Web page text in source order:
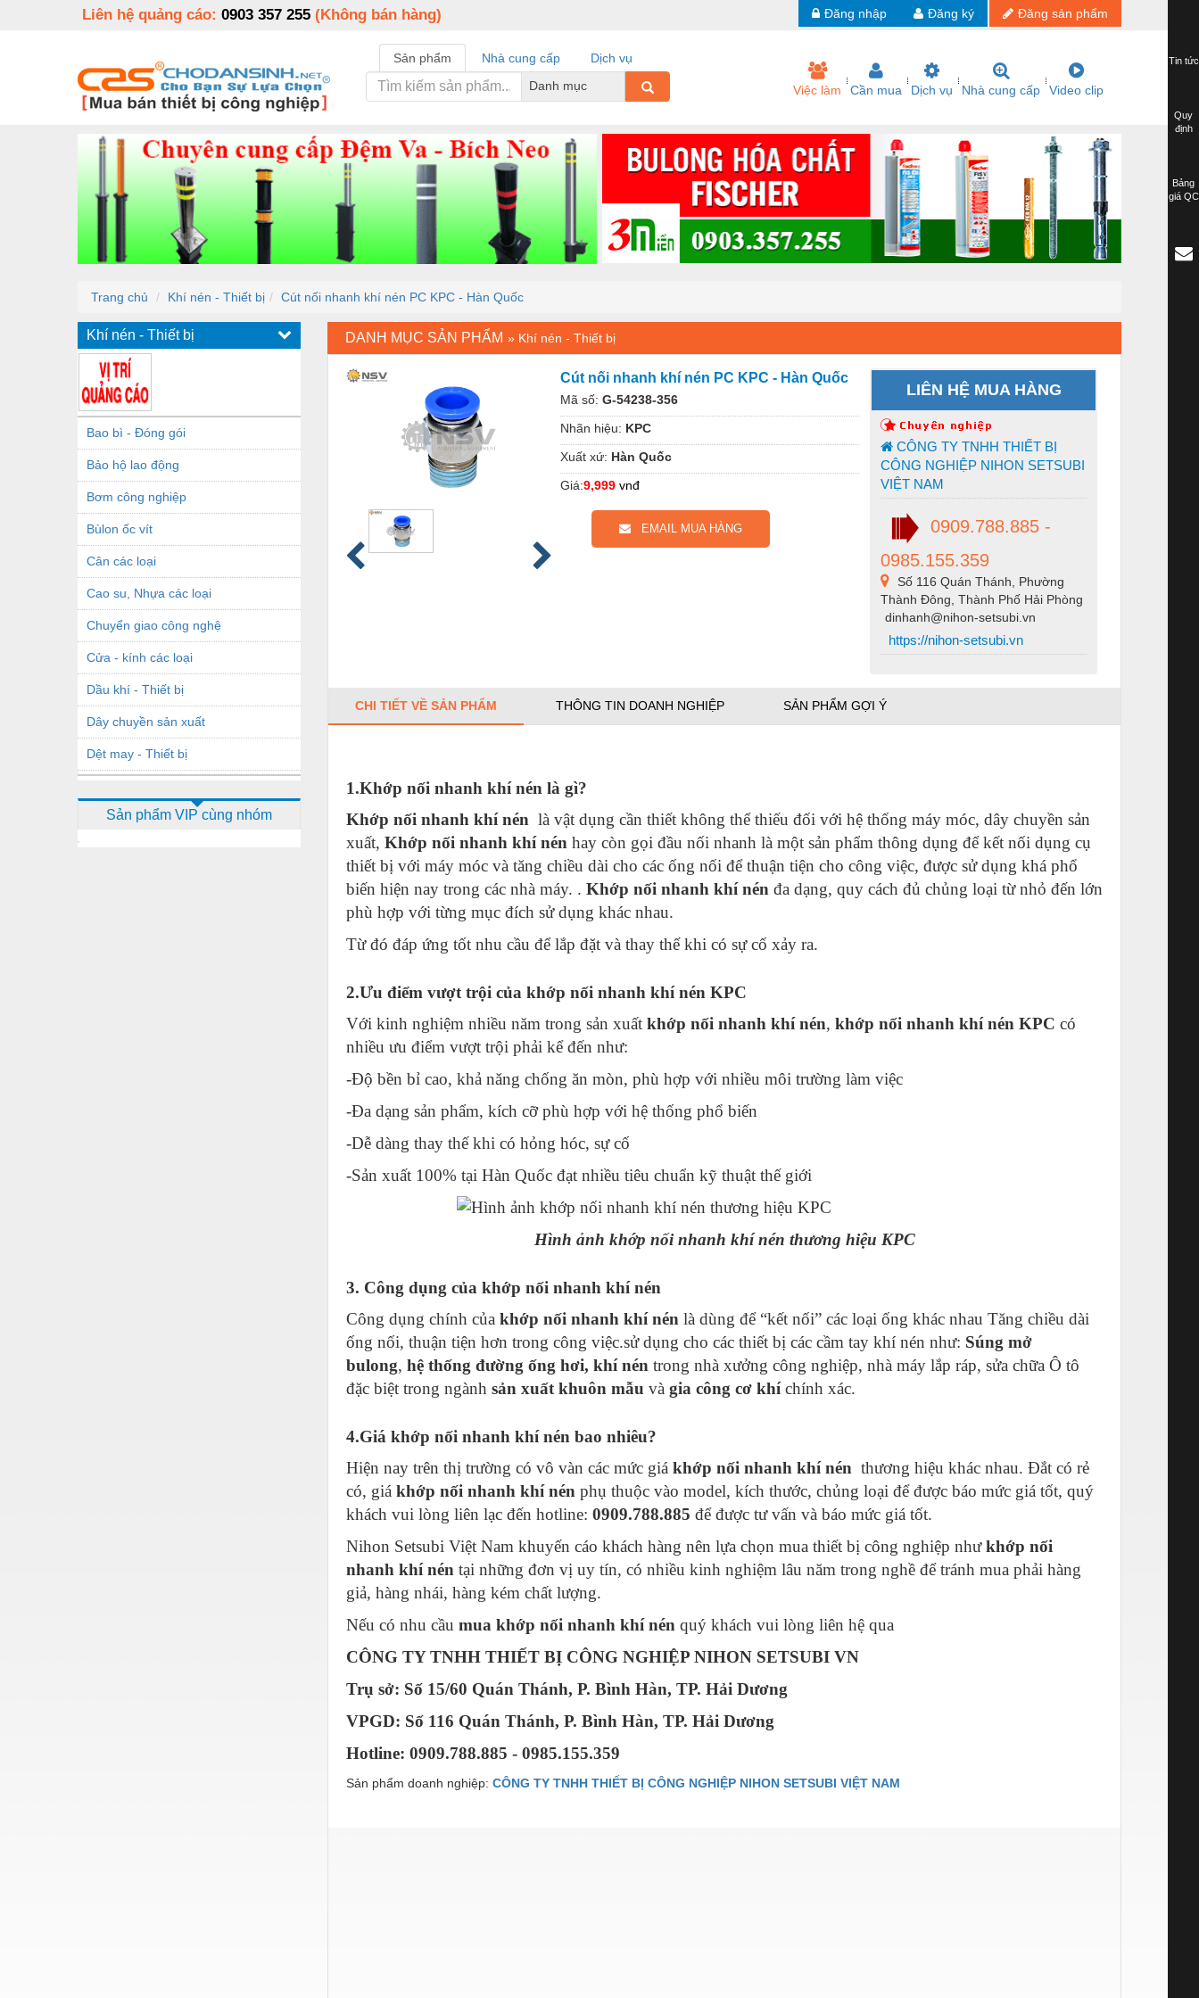
Liên hệ quảng cáo: 0903 357 255 (Không bán hàng) Đăng sản phẩm
Đăng ký
Đăng nhập
Sản phẩm Nhà cung cấp
Dịch vụ
Danh mục
Việc làm Cần mua Dịch vụ Nhà cung cấp Video clip
Trang chủ Khí nén - Thiết bị Cút nối nhanh khí nén PC KPC - Hàn Quốc
Khí nén - Thiết bị
Bao bì - Đóng gói
Bảo hộ lao động
Bơm công nghiệp
Bùlon ốc vít
Cân các loại
Cao su, Nhựa các loại
Chuyển giao công nghệ
Cửa - kính các loại
Dầu khí - Thiết bị
Dây chuyền sản xuất
Dệt may - Thiết bị
Dịch vụ - Thi công
Sản phẩm VIP cùng nhóm
DANH MỤC SẢN PHẨM » Khí nén - Thiết bị
Cút nối nhanh khí nén PC KPC - Hàn Quốc
Mã số: G-54238-356
Nhãn hiệu: KPC
Xuất xứ: Hàn Quốc
Giá:9,999 vnđ
EMAIL MUA HÀNG
LIÊN HỆ MUA HÀNG
CÔNG TY TNHH THIẾT BỊ
CÔNG NGHIỆP NIHON SETSUBI
VIỆT NAM
0909.788.885 -
0985.155.359
Số 116 Quán Thánh, Phường
Thành Đông, Thành Phố Hải Phòng
dinhanh@nihon-setsubi.vn
https://nihon-setsubi.vn
CHI TIẾT VỀ SẢN PHẨM THÔNG TIN DOANH NGHIỆP SẢN PHẨM GỢI Ý
1.Khớp nối nhanh khí nén là gì?
Khớp nối nhanh khí nén là vật dụng cần thiết không thể thiếu đối với hệ thống máy móc, dây chuyền sản
xuất, Khớp nối nhanh khí nén hay còn gọi đầu nối nhanh là một sản phẩm thông dụng để kết nối dụng cụ
thiết bị với máy móc và tăng chiều dài cho các ống nối để thuận tiện cho công việc, được sử dụng khá phổ
biến hiện nay trong các nhà máy. . Khớp nối nhanh khí nén đa dạng, quy cách đủ chủng loại từ nhỏ đến lớn
phù hợp với từng mục đích sử dụng khác nhau.
Từ đó đáp ứng tốt nhu cầu để lắp đặt và thay thế khi có sự cố xảy ra.
2.Ưu điểm vượt trội của khớp nối nhanh khí nén KPC
Với kinh nghiệm nhiều năm trong sản xuất khớp nối nhanh khí nén, khớp nối nhanh khí nén KPC có
nhiều ưu điểm vượt trội phải kể đến như:
-Độ bền bỉ cao, khả năng chống ăn mòn, phù hợp với nhiều môi trường làm việc
-Đa dạng sản phẩm, kích cỡ phù hợp với hệ thống phổ biến
-Dễ dàng thay thế khi có hỏng hóc, sự cố
-Sản xuất 100% tại Hàn Quốc đạt nhiều tiêu chuẩn kỹ thuật thế giới
Hình ảnh khớp nối nhanh khí nén thương hiệu KPC
3. Công dụng của khớp nối nhanh khí nén
Công dụng chính của khớp nối nhanh khí nén là dùng để “kết nối” các loại ống khác nhau Tăng chiều dài
ống nối, thuận tiện hơn trong công việc.sử dụng cho các thiết bị các cầm tay khí nén như: Súng mở
bulong, hệ thống đường ống hơi, khí nén trong nhà xưởng công nghiệp, nhà máy lắp ráp, sửa chữa Ô tô
đặc biệt trong ngành sản xuất khuôn mẫu và gia công cơ khíchính xác.
4.Giá khớp nối nhanh khí nén bao nhiêu?
Hiện nay trên thị trường có vô vàn các mức giá khớp nối nhanh khí nén thương hiệu khác nhau. Đắt có rẻ
có, giá khớp nối nhanh khí nén phụ thuộc vào model, kích thước, chủng loại để được báo mức giá tốt, quý
khách vui lòng liên lạc đến hotline: 0909.788.885 để được tư vấn và báo mức giá tốt.
Nihon Setsubi Việt Nam khuyến cáo khách hàng nên lựa chọn mua thiết bị công nghiệp nhưkhớp nối
nhanh khí nén tại những đơn vị uy tín, có nhiều kinh nghiệm lâu năm trong nghề để tránh mua phải hàng
giả, hàng nhái, hàng kém chất lượng.
Nếu có nhu cầu mua khớp nối nhanh khí nén quý khách vui lòng liên hệ qua
CÔNG TY TNHH THIẾT BỊ CÔNG NGHIỆP NIHON SETSUBI VN
Trụ sở: Số 15/60 Quán Thánh, P. Bình Hàn, TP. Hải Dương
VPGD: Số 116 Quán Thánh, P. Bình Hàn, TP. Hải Dương
Hotline: 0909.788.885 - 0985.155.359
Sản phẩm doanh nghiệp: CÔNG TY TNHH THIẾT BỊ CÔNG NGHIỆP NIHON SETSUBI VIỆT NAM
Tin tức
Quy
định
Bảng
giá QC